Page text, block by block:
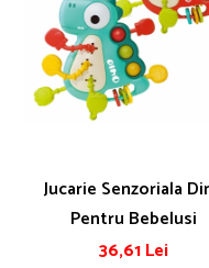
Jucarie Senzoriala
Pentru Bebelusi
36,61 Lei